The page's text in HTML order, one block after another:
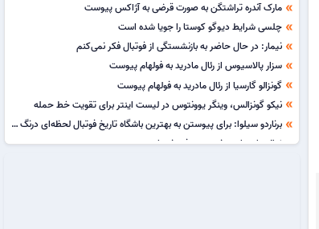
double_arrow مارک آندره تراشتگن به صورت قرضی به آژاکس پیوست
double_arrow چلسی شرایط دیوگو کوستا را جویا شده است
double_arrow نیمار: در حال حاضر به بازنشستگی از فوتبال فکر نمی‌کنم
double_arrow سزار پالاسیوس از رئال مادرید به فولهام پیوست
double_arrow گونزالو گارسیا از رئال مادرید به فولهام پیوست
double_arrow نیکو گونزالس، وینگر یوونتوس در لیست اینتر برای تقویت خط حمله
double_arrow برناردو سیلوا: برای پیوستن به بهترین باشگاه تاریخ فوتبال لحظه‌ای درنگ نکردم
double_arrow ژوائو ماریو از یوونتوس به فیورنتینا پیوست